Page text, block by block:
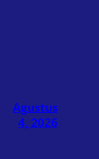
Agustus
4, 2026